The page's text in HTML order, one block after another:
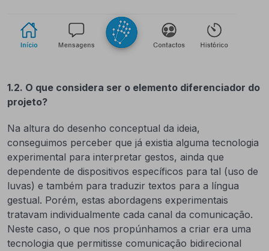
1.2. O que considera ser o elemento diferenciador do
projeto?
Na altura do desenho conceptual da ideia,
conseguimos perceber que já existia alguma tecnologia
experimental para interpretar gestos, ainda que
dependente de dispositivos específicos para tal (uso de
luvas) e também para traduzir textos para a língua
gestual. Porém, estas abordagens experimentais
tratavam individualmente cada canal da comunicação.
Neste caso, o que nos propúnhamos a criar era uma
tecnologia que permitisse comunicação bidirecional